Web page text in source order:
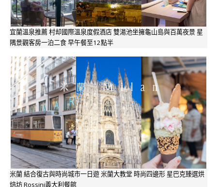
宜蘭溫泉推薦 村却國際溫泉度假酒店 雙湯池坐擁龜山島與百萬夜景 星
隅景觀客房一泊二食 早午餐至12點半
米蘭 結合復古與時尚城市一日遊 米蘭大教堂 時尚四邊形 星巴克臻選烘
焙坊 Rossini義大利餐館